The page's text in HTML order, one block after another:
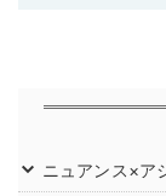
ニュアンス×ア